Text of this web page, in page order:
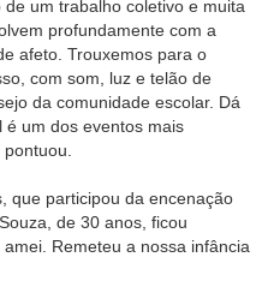
um trabalho coletivo e muita
profundamente com a
afeto. Trouxemos para o
com som, luz e telão de
da comunidade escolar. Dá
é um dos eventos mais
que participou da encenação
de 30 anos, ficou
Remeteu a nossa infância